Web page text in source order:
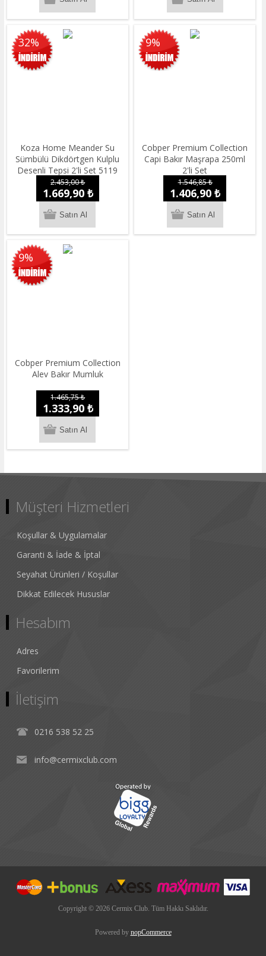
32%
Koza Home Meander Su
Sümbülü Dikdörtgen Kulplu
Desenli Tepsi 2'li Set 5119
2.453,00 ₺
1.669,90 ₺
9%
Cobper Premium Collection
Capi Bakır Maşrapa 250ml
2'li Set
1.546,85 ₺
1.406,90 ₺
9%
Cobper Premium Collection
Alev Bakır Mumluk
1.465,75 ₺
1.333,90 ₺
Müşteri Hizmetleri
Koşullar & Uygulamalar
Garanti & İade & İptal
Seyahat Ürünleri / Koşullar
Dikkat Edilecek Hususlar
Hesabım
Adres
Favorilerim
İletişim
0216 538 52 25
info@cermixclub.com
Copyright © 2026 Cermix Club. Tüm Hakkı Saklıdır.
Powered by nopCommerce